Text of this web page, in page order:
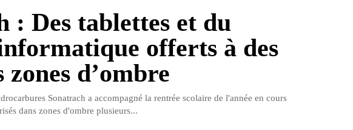
: Des tablettes et du
offerts à des
zones d’ombre
Sonatrach a accompagné la rentrée scolaire de l'année en cours
dans zones d'ombre plusieurs...